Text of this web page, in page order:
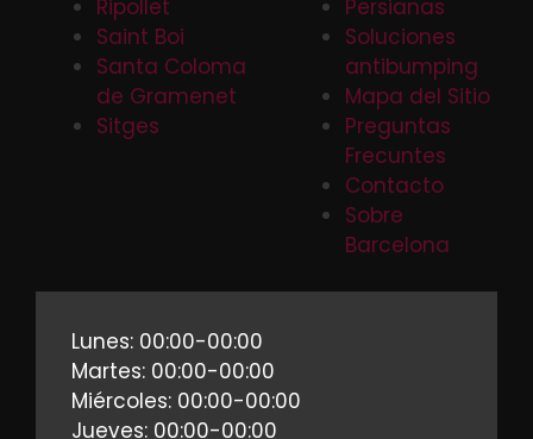
Ripollet
Saint Boi
Santa Coloma
de Gramenet
Sitges
Persianas
Soluciones
antibumping
Mapa del Sitio
Preguntas
Frecuntes
Contacto
Sobre
Barcelona
Lunes: 00:00-00:00
Martes: 00:00-00:00
Miércoles: 00:00-00:00
Jueves: 00:00-00:00